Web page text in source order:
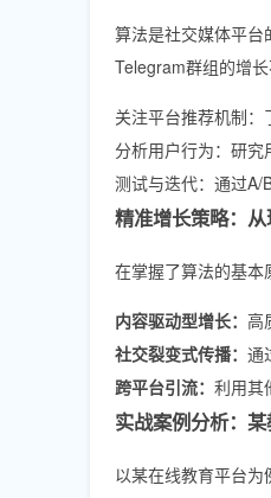
算法是社交媒体平台
Telegram群组的增
关注平台推荐机制：
分析用户行为：研究
测试与迭代：通过A/
精准增长策略：
在掌握了算法的基本
内容驱动型增长： 高
社交裂变式传播： 通
跨平台引流： 利用其
实战案例分析：
以某在线教育平台为